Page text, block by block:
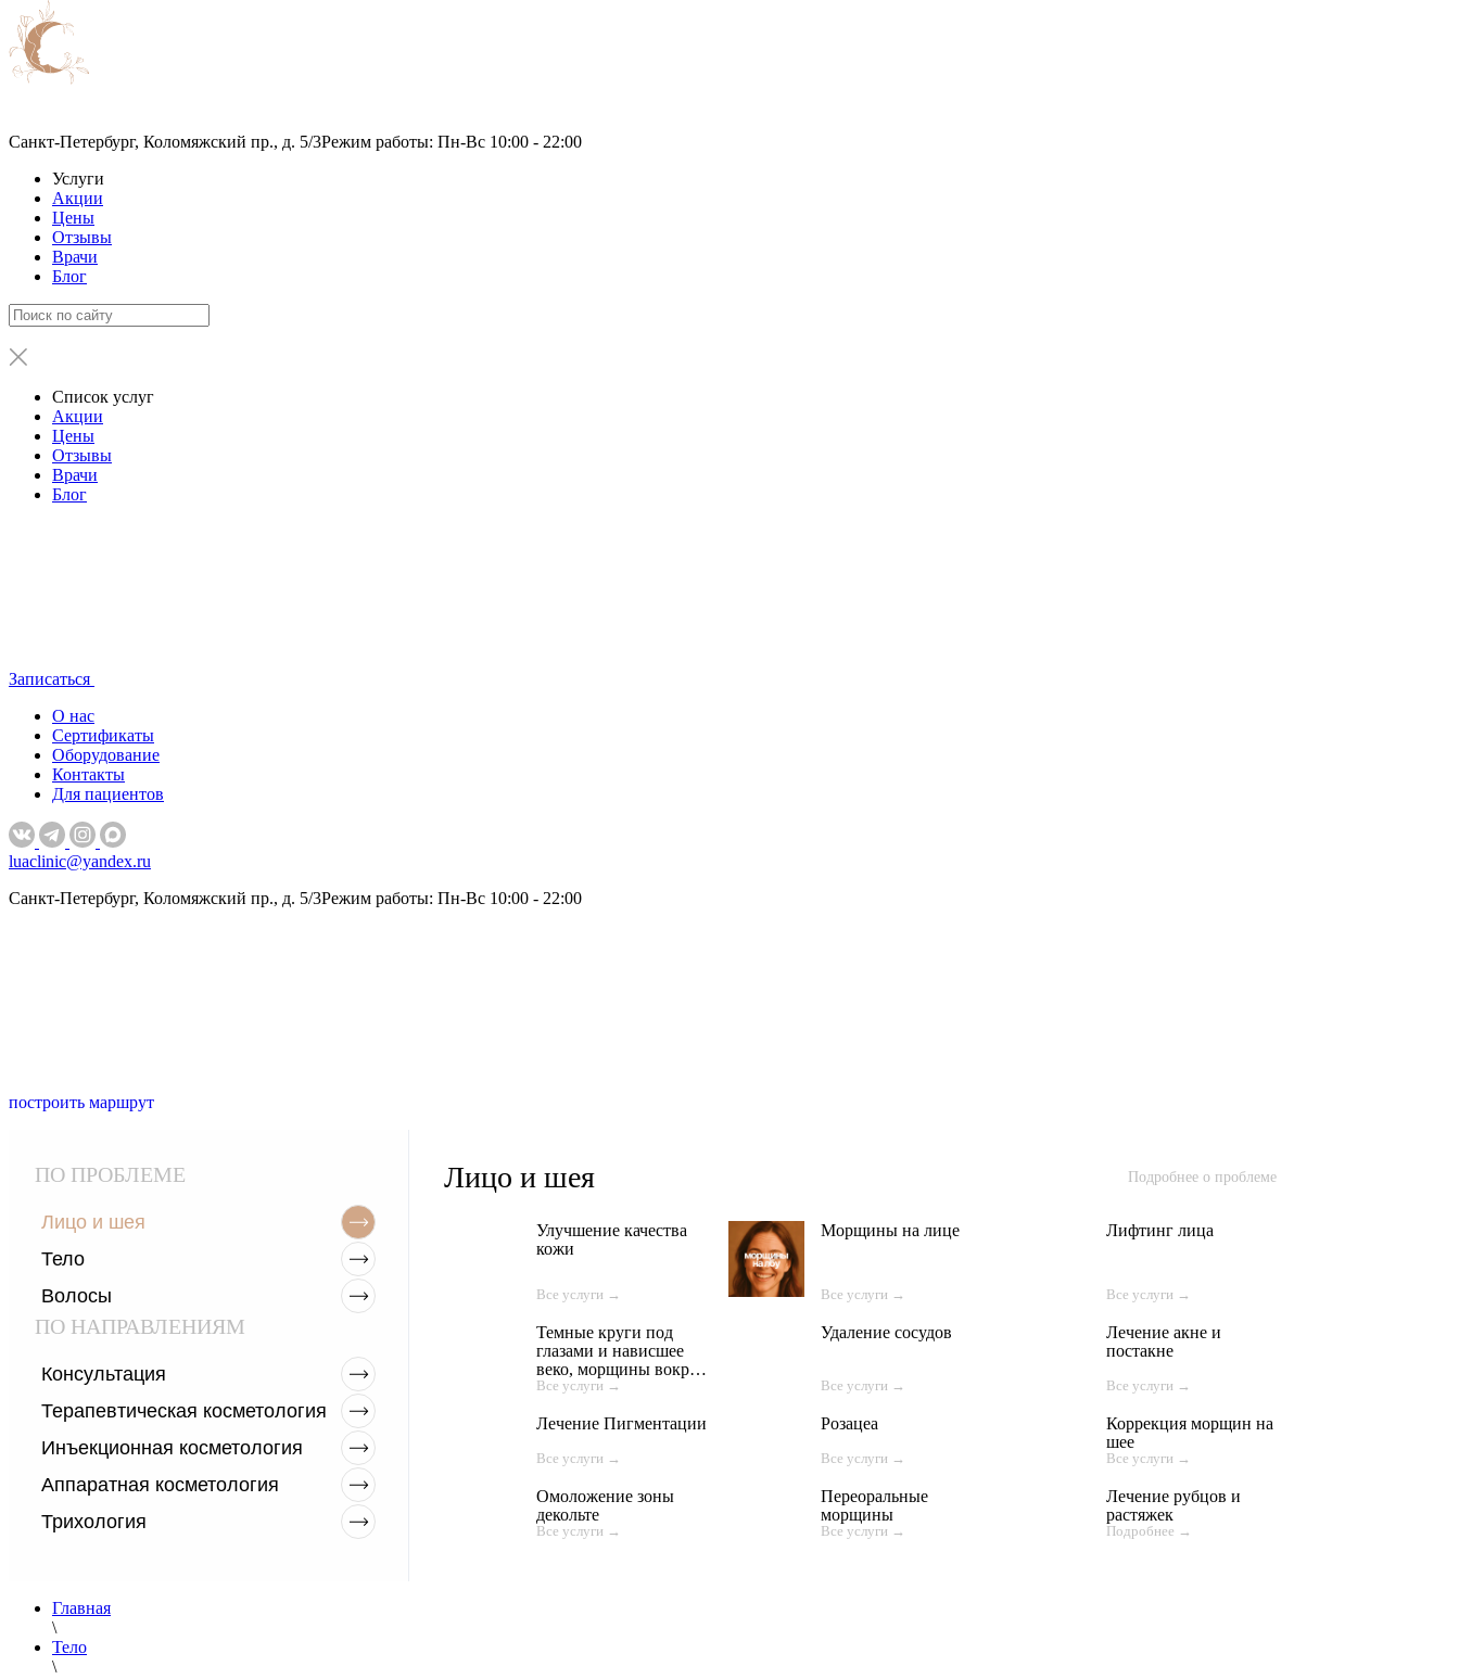
Санкт-Петербург, Коломяжский пр., д. 5/3Режим работы: Пн-Вс 10:00 - 22:00
Услуги
Акции
Цены
Отзывы
Врачи
Блог
Список услуг
Акции
Цены
Отзывы
Врачи
Блог
Записаться
О нас
Сертификаты
Оборудование
Контакты
Для пациентов
luaclinic@yandex.ru
Санкт-Петербург, Коломяжский пр., д. 5/3Режим работы: Пн-Вс 10:00 - 22:00
построить маршрут
ПО ПРОБЛЕМЕ
Лицо и шея
Тело
Волосы
ПО НАПРАВЛЕНИЯМ
Консультация
Терапевтическая косметология
Инъекционная косметология
Аппаратная косметология
Трихология
Лицо и шея Подробнее о проблеме
Улучшение качества
кожи
Все услуги →
Морщины на лице
Все услуги →
Лифтинг лица
Все услуги →
Темные круги под
глазами и нависшее
веко, морщины вокруг
глаз
Все услуги →
Удаление сосудов
Все услуги →
Лечение акне и
постакне
Все услуги →
Лечение Пигментации
Все услуги →
Розацеа
Все услуги →
Коррекция морщин на
шее
Все услуги →
Омоложение зоны
декольте
Все услуги →
Переоральные
морщины
Все услуги →
Лечение рубцов и
растяжек
Подробнее →
Главная
\
Тело
\